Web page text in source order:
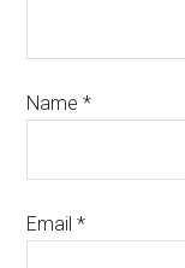
Name*
Email*